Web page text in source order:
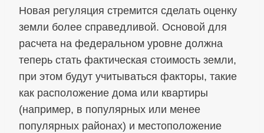
Новая регуляция стремится сделать оценку
земли более справедливой. Основой для
расчета на федеральном уровне должна
теперь стать фактическая стоимость земли,
при этом будут учитываться факторы, такие
как расположение дома или квартиры
(например, в популярных или менее
популярных районах) и местоположение